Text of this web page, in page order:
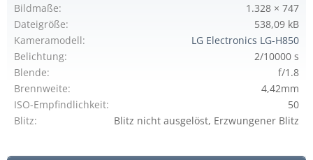
Bildmaße
1.328 × 747
Dateigröße
538,09 kB
Kameramodell
LG Electronics LG-H850
Belichtung
2/10000 s
Blende
f/1.8
Brennweite
4,42mm
ISO-Empfindlichkeit
50
Blitz
Blitz nicht ausgelöst, Erzwungener Blitz